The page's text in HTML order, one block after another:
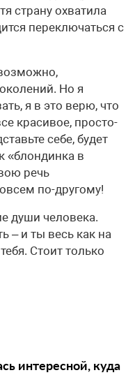
страну охватила
переключаться с
Но я
я в это верю, что
красивое, просто-
себе, будет
«блондинка в
речь
по-другому!
души человека.
– и ты весь как на
Стоит только
интересной, куда